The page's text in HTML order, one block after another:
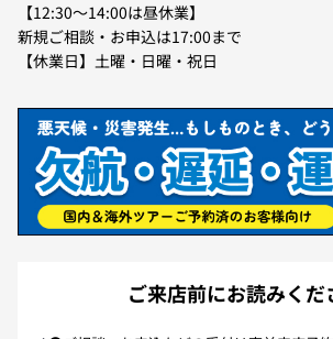
【12:30～14:00は昼休業】
新規ご相談・お申込は17:00まで
【休業日】土曜・日曜・祝日
ご来店前にお読みくだ